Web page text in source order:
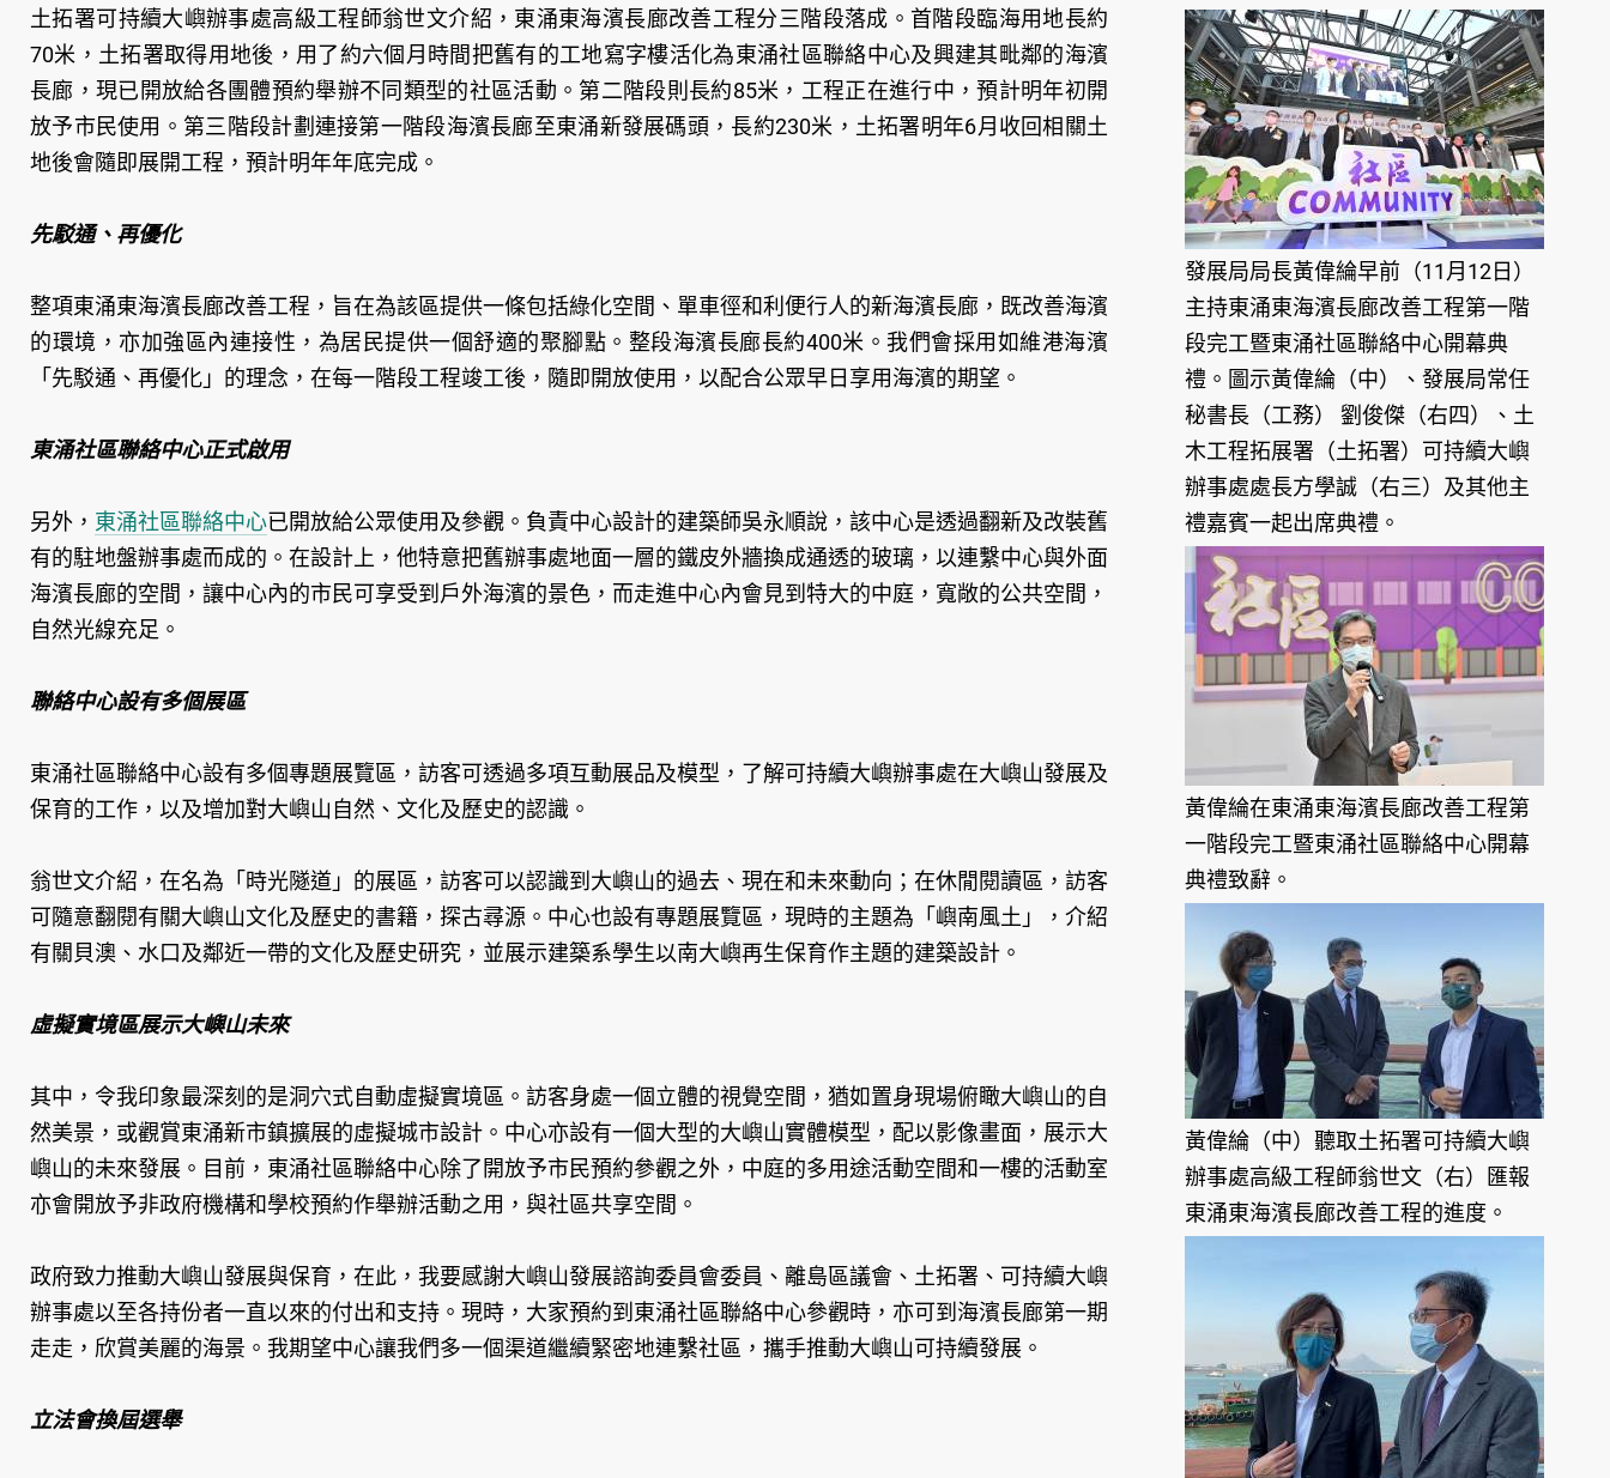
土拓署可持續大嶼辦事處高級工程師翁世文介紹，東涌東海濱長廊改善工程分三階段落成。首階段臨海用地長約
70米，土拓署取得用地後，用了約六個月時間把舊有的工地寫字樓活化為東涌社區聯絡中心及興建其毗鄰的海濱
長廊，現已開放給各團體預約舉辦不同類型的社區活動。第二階段則長約85米，工程正在進行中，預計明年初開
放予市民使用。第三階段計劃連接第一階段海濱長廊至東涌新發展碼頭，長約230米，土拓署明年6月收回相關土
地後會隨即展開工程，預計明年年底完成。
先駁通、再優化
整項東涌東海濱長廊改善工程，旨在為該區提供一條包括綠化空間、單車徑和利便行人的新海濱長廊，既改善海濱
的環境，亦加強區內連接性，為居民提供一個舒適的聚腳點。整段海濱長廊長約400米。我們會採用如維港海濱
「先駁通、再優化」的理念，在每一階段工程竣工後，隨即開放使用，以配合公眾早日享用海濱的期望。
東涌社區聯絡中心正式啟用
另外， 東涌社區聯絡中心已開放給公眾使用及參觀。負責中心設計的建築師吳永順說，該中心是透過翻新及改裝舊
有的駐地盤辦事處而成的。在設計上，他特意把舊辦事處地面一層的鐵皮外牆換成通透的玻璃，以連繫中心與外面
海濱長廊的空間，讓中心內的市民可享受到戶外海濱的景色，而走進中心內會見到特大的中庭，寬敞的公共空間，
自然光線充足。
聯絡中心設有多個展區
東涌社區聯絡中心設有多個專題展覽區，訪客可透過多項互動展品及模型，了解可持續大嶼辦事處在大嶼山發展及
保育的工作，以及增加對大嶼山自然、文化及歷史的認識。
翁世文介紹，在名為「時光隧道」的展區，訪客可以認識到大嶼山的過去、現在和未來動向；在休閒閱讀區，訪客
可隨意翻閱有關大嶼山文化及歷史的書籍，探古尋源。中心也設有專題展覽區，現時的主題為「嶼南風土」，介紹
有關貝澳、水口及鄰近一帶的文化及歷史研究，並展示建築系學生以南大嶼再生保育作主題的建築設計。
虛擬實境區展示大嶼山未來
其中，令我印象最深刻的是洞穴式自動虛擬實境區。訪客身處一個立體的視覺空間，猶如置身現場俯瞰大嶼山的自
然美景，或觀賞東涌新市鎮擴展的虛擬城市設計。中心亦設有一個大型的大嶼山實體模型，配以影像畫面，展示大
嶼山的未來發展。目前，東涌社區聯絡中心除了開放予市民預約參觀之外，中庭的多用途活動空間和一樓的活動室
亦會開放予非政府機構和學校預約作舉辦活動之用，與社區共享空間。
政府致力推動大嶼山發展與保育，在此，我要感謝大嶼山發展諮詢委員會委員、離島區議會、土拓署、可持續大嶼
辦事處以至各持份者一直以來的付出和支持。現時，大家預約到東涌社區聯絡中心參觀時，亦可到海濱長廊第一期
走走，欣賞美麗的海景。我期望中心讓我們多一個渠道繼續緊密地連繫社區，攜手推動大嶼山可持續發展。
立法會換屆選舉
發展局局長黃偉綸早前（11月12日）
主持東涌東海濱長廊改善工程第一階
段完工暨東涌社區聯絡中心開幕典
禮。圖示黃偉綸（中）、發展局常任
秘書長（工務） 劉俊傑（右四）、土
木工程拓展署（土拓署）可持續大嶼
辦事處處長方學誠（右三）及其他主
禮嘉賓一起出席典禮。
黃偉綸在東涌東海濱長廊改善工程第
一階段完工暨東涌社區聯絡中心開幕
典禮致辭。
黃偉綸（中）聽取土拓署可持續大嶼
辦事處高級工程師翁世文（右）匯報
東涌東海濱長廊改善工程的進度。